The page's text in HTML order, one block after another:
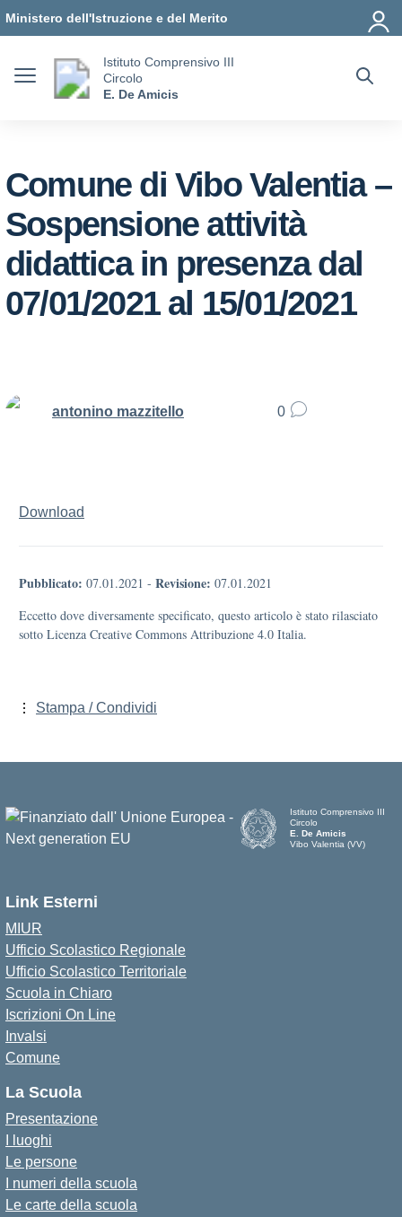
Ministero dell'Istruzione e del Merito
Istituto Comprensivo III
Circolo
E. De Amicis
Comune di Vibo Valentia –
Sospensione attività
didattica in presenza dal
07/01/2021 al 15/01/2021
antonino mazzitello 0
Download
Pubblicato: 07.01.2021 - Revisione: 07.01.2021
Eccetto dove diversamente specificato, questo articolo è stato rilasciato
sotto Licenza Creative Commons Attribuzione 4.0 Italia.
Stampa / Condividi
Istituto Comprensivo III
Circolo
E. De Amicis
Vibo Valentia (VV)
Link Esterni
MIUR
Ufficio Scolastico Regionale
Ufficio Scolastico Territoriale
Scuola in Chiaro
Iscrizioni On Line
Invalsi
Comune
La Scuola
Presentazione
I luoghi
Le persone
I numeri della scuola
Le carte della scuola